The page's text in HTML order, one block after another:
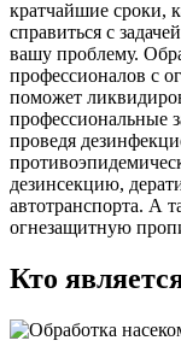
кратчайшие сроки,
справиться с
вашу проблему.
профессионалов с
поможет
профессиональные
проведя
дезинсекцию,
автотранспорта. А
огнезащитную
Кто